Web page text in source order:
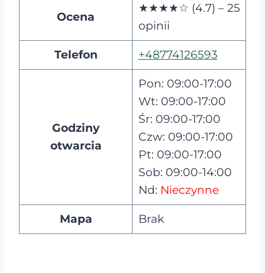
Ocena
★★★★☆ (4.7) – 25
opinii
Telefon +48774126593
Godziny
otwarcia
Pon: 09:00-17:00
Wt: 09:00-17:00
Śr: 09:00-17:00
Czw: 09:00-17:00
Pt: 09:00-17:00
Sob: 09:00-14:00
Nd: Nieczynne
Mapa Brak